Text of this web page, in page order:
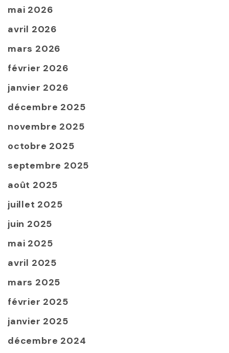
mai 2026
avril 2026
mars 2026
février 2026
janvier 2026
décembre 2025
novembre 2025
octobre 2025
septembre 2025
août 2025
juillet 2025
juin 2025
mai 2025
avril 2025
mars 2025
février 2025
janvier 2025
décembre 2024